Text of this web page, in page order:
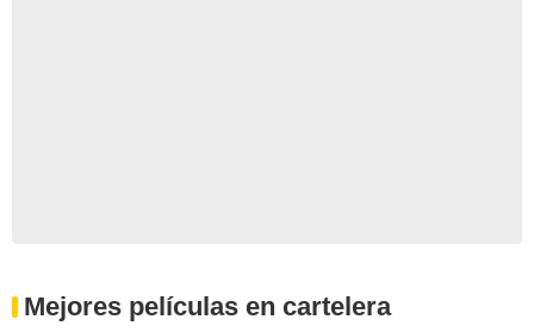
Mejores películas en cartelera